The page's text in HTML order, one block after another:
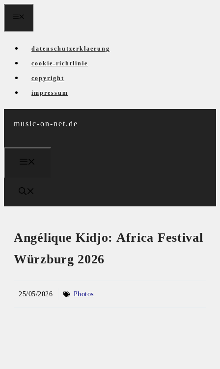
datenschutzerklaerung
cookie-richtlinie
copyright
impressum
music-on-net.de
Angélique Kidjo: Africa Festival
Würzburg 2026
25/05/2026 Photos